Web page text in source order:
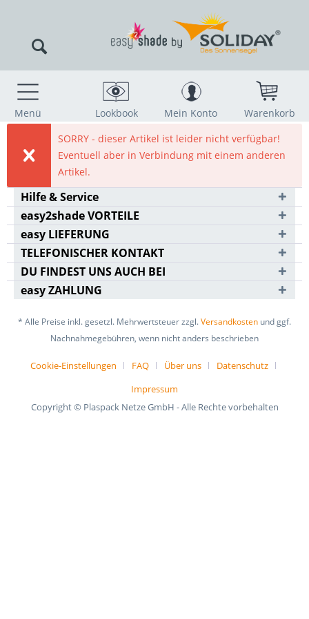
Menü Lookbook Mein Konto
Warenkorb
SORRY - dieser Artikel ist leider nicht verfügbar!
Eventuell aber in Verbindung mit einem anderen
Artikel.
Hilfe & Service
easy2shade VORTEILE
easy LIEFERUNG
TELEFONISCHER KONTAKT
DU FINDEST UNS AUCH BEI
easy ZAHLUNG
* Alle Preise inkl. gesetzl. Mehrwertsteuer zzgl.Versandkosten und ggf.
Nachnahmegebühren, wenn nicht anders beschrieben
Cookie-Einstellungen FAQ Über uns
Datenschutz
Impressum
Copyright © Plaspack Netze GmbH - Alle Rechte vorbehalten